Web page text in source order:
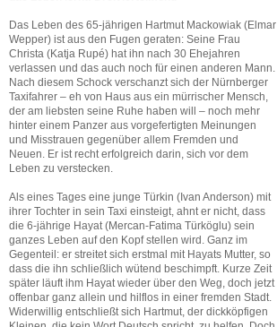
Das Leben des 65-jährigen Hartmut Mackowiak (Elmar
Wepper) ist aus den Fugen geraten: Seine Frau
Christa (Katja Rupé) hat ihn nach 30 Ehejahren
verlassen und das auch noch für einen anderen Mann.
Nach diesem Schock verschanzt sich der Nürnberger
Taxifahrer – eh von Haus aus ein mürrischer Mensch,
der am liebsten seine Ruhe haben will – noch mehr
hinter einem Panzer aus vorgefertigten Meinungen
und Misstrauen gegenüber allem Fremden und
Neuen. Er ist recht erfolgreich darin, sich vor dem
Leben zu verstecken.
Als eines Tages eine junge Türkin (Ivan Anderson) mit
ihrer Tochter in sein Taxi einsteigt, ahnt er nicht, dass
die 6-jährige Hayat (Mercan-Fatima Türköglu) sein
ganzes Leben auf den Kopf stellen wird. Ganz im
Gegenteil: er streitet sich erstmal mit Hayats Mutter, so
dass die ihn schließlich wütend beschimpft. Kurze Zeit
später läuft ihm Hayat wieder über den Weg, doch jetzt
offenbar ganz allein und hilflos in einer fremden Stadt.
Widerwillig entschließt sich Hartmut, der dickköpfigen